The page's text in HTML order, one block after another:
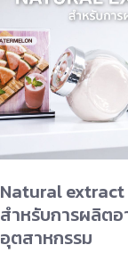
Natural
สำหรับการผลิตอ
อุตสาหกรรม